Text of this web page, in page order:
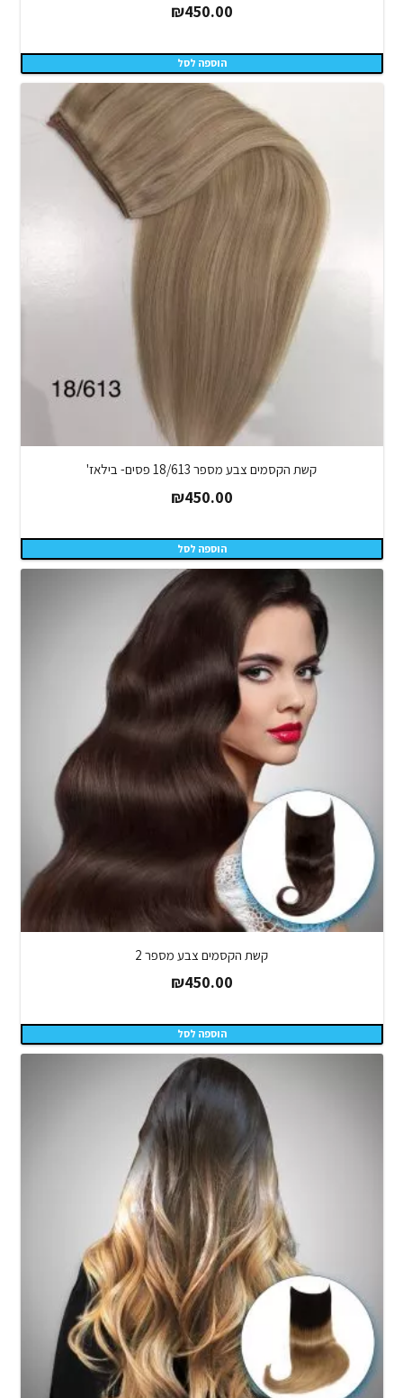
₪450.00
הוספה לסל
קשת הקסמים צבע מספר 18/613 פסים- בילאז'
₪450.00
הוספה לסל
קשת הקסמים צבע מספר 2
₪450.00
הוספה לסל